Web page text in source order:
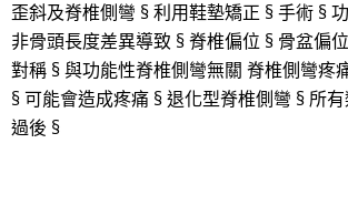
歪斜及脊椎側彎 § 利用鞋墊矯正 § 手術 §
非骨頭長度差異導致 § 脊椎偏位 § 骨盆偏
對稱 § 與功能性脊椎側彎無關 脊椎側彎疼
§ 可能會造成疼痛 § 退化型脊椎側彎 § 所
過後 §